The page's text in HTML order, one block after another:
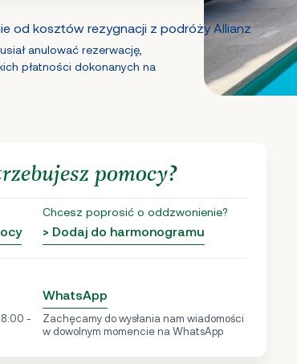
od kosztów rezygnacji z podróży Allianz
anulować rezerwację,
płatności dokonanych na
pomocy?
Chcesz poprosić o oddzwonienie?
> Dodaj do harmonogramu
-
WhatsApp
Zachęcamy do wysłania nam wiadomości
w dowolnym momencie na WhatsApp